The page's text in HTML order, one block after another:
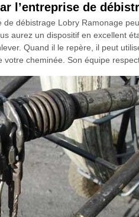
l’entreprise de
de débistrage Lobry Ramonage
aurez un dispositif en excellent
Quand il le repère, il peut
votre cheminée. Son équipe